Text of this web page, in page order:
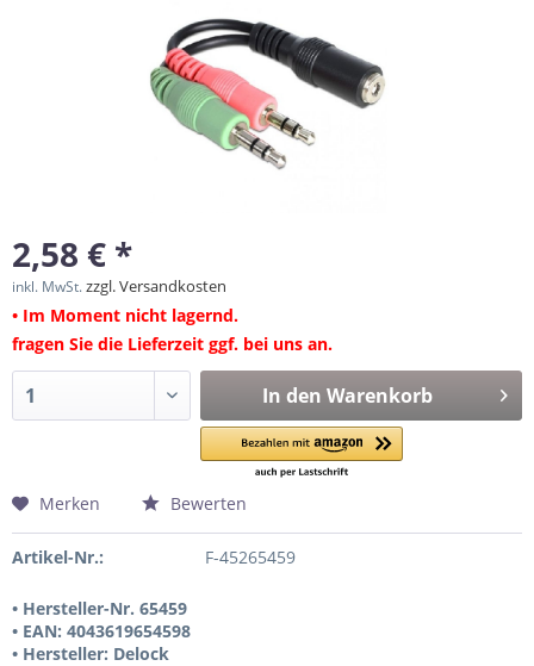
2,58 € *
inkl. MwSt.zzgl. Versandkosten
• Im Moment nicht lagernd.
fragen Sie die Lieferzeit ggf. bei uns an.
In den Warenkorb
Merken Bewerten
Artikel-Nr.: F-45265459
• Hersteller-Nr. 65459
• EAN: 4043619654598
• Hersteller: Delock